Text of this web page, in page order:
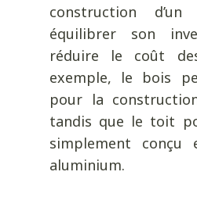
construction
équilibrer son
réduire le coût
exemple, le bois
pour la
tandis que le toit
simplement conçu
aluminium.